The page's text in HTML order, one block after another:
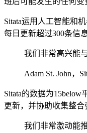
Sitata运用人工智能和
每日更新超过300条信
我们非常高兴能
Adam St. John，
Sitata的数据为
更新，并协助收集整合
我们非常激动能